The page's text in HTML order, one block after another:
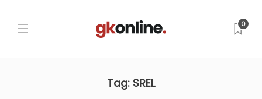
0
Tag: SREL